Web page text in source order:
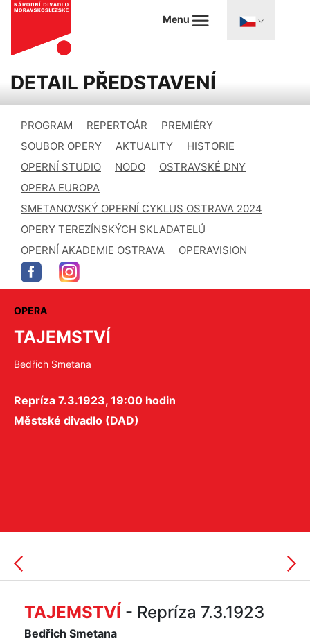
Menu
DETAIL PŘEDSTAVENÍ
PROGRAM REPERTOÁR
PREMIÉRY
SOUBOR OPERY
AKTUALITY
HISTORIE
OPERNÍ STUDIO
NODO
OSTRAVSKÉ DNY
OPERA EUROPA
SMETANOVSKÝ OPERNÍ CYKLUS OSTRAVA 2024
OPERY TEREZÍNSKÝCH SKLADATELŮ
OPERNÍ AKADEMIE OSTRAVA
OPERAVISION
OPERA
TAJEMSTVÍ
Bedřich Smetana
Repríza 7.3.1923, 19:00 hodin
Městské divadlo (DAD)
TAJEMSTVÍ - Repríza 7.3.1923
Bedřich Smetana